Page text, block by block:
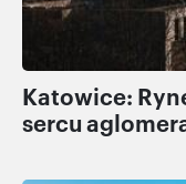
Katowice:
sercu